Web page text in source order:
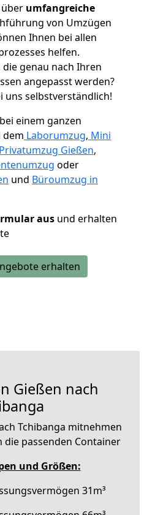
umfangreiche
von Umzügen
Ihnen bei allen
helfen.
die genau nach Ihren
angepasst werden?
uns selbstverständlich!
einem ganzen
dem Laborumzug, Mini
Privatumzug Gießen,
oder
und Büroumzug in
aus und erhalten
erhalten
Gießen nach
Tchibanga mitnehmen
passenden Container
und Größen:
31m³